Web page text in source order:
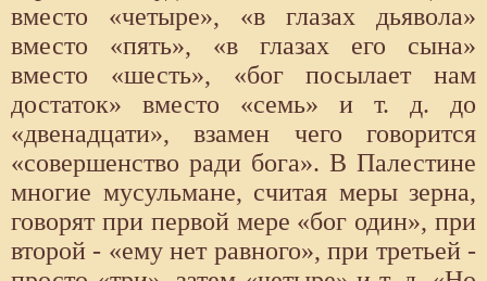
вместо «четыре», «в глазах дьявола»
вместо «пять», «в глазах его сына»
вместо «шесть», «бог посылает нам
достаток» вместо «семь» и т. д. до
«двенадцати», взамен чего говорится
«совершенство ради бога». В Палестине
многие мусульмане, считая меры зерна,
говорят при первой мере «бог один», при
второй - «ему нет равного», при третьей -